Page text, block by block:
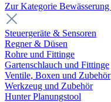
Zur Kategorie Bewässerung
Steuergeräte & Sensoren
Regner & Düsen
Rohre und Fittinge
Gartenschlauch und Fittinge
Ventile, Boxen und Zubehör
Werkzeug und Zubehör
Hunter Planungstool